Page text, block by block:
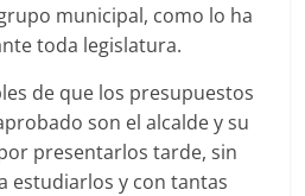
municipal, como lo ha
toda legislatura.
de que los presupuestos
son el alcalde y su
presentarlos tarde, sin
estudiarlos y con tantas